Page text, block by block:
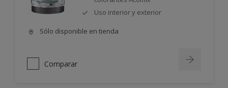
Uso interior y exterior
Sólo disponible en tienda
Comparar